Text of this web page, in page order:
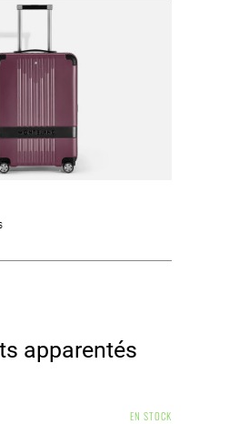
apparentés
EN STOCK